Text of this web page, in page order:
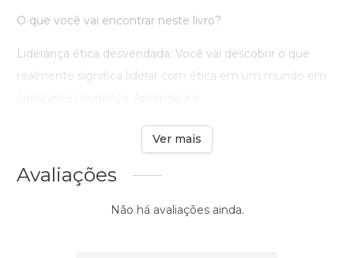
O que você vai encontrar neste livro?
Liderança ética desvendada: Você vai descobrir o que
realmente significa liderar com ética em um mundo em
Ver mais
Avaliações
Não há avaliações ainda.